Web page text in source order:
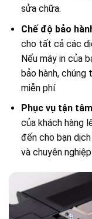
sửa chữa.
Chế độ bảo
cho tất cả các
Nếu máy in của
bảo hành, chúng
miễn phí.
Phục vụ tận
của khách hàng
đến cho bạn
và chuyên